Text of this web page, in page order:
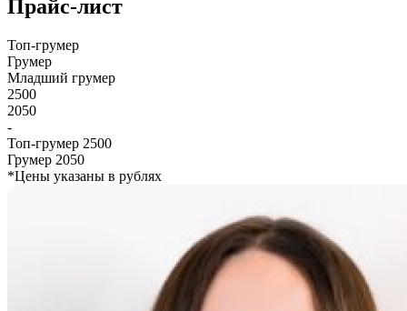
Прайс-лист
Топ-грумер
Грумер
Младший грумер
2500
2050
-
Топ-грумер 2500
Грумер 2050
*Цены указаны в рублях